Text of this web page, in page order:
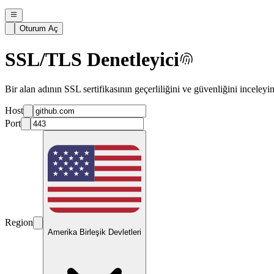
Oturum Aç
SSL/TLS Denetleyici
Bir alan adının SSL sertifikasının geçerliliğini ve güvenliğini
Host
Port
Region
Amerika Birleşik Devletleri